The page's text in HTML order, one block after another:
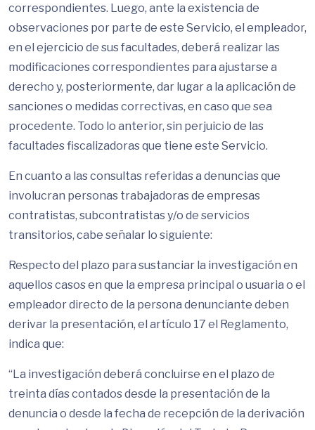
correspondientes. Luego, ante la existencia de
observaciones por parte de este Servicio, el empleador,
en el ejercicio de sus facultades, deberá realizar las
modificaciones correspondientes para ajustarse a
derecho y, posteriormente, dar lugar a la aplicación de
sanciones o medidas correctivas, en caso que sea
procedente. Todo lo anterior, sin perjuicio de las
facultades fiscalizadoras que tiene este Servicio.
En cuanto a las consultas referidas a denuncias que
involucran personas trabajadoras de empresas
contratistas, subcontratistas y/o de servicios
transitorios, cabe señalar lo siguiente:
Respecto del plazo para sustanciar la investigación en
aquellos casos en que la empresa principal o usuaria o el
empleador directo de la persona denunciante deben
derivar la presentación, el artículo 17 el Reglamento,
indica que:
“La investigación deberá concluirse en el plazo de
treinta días contados desde la presentación de la
denuncia o desde la fecha de recepción de la derivación